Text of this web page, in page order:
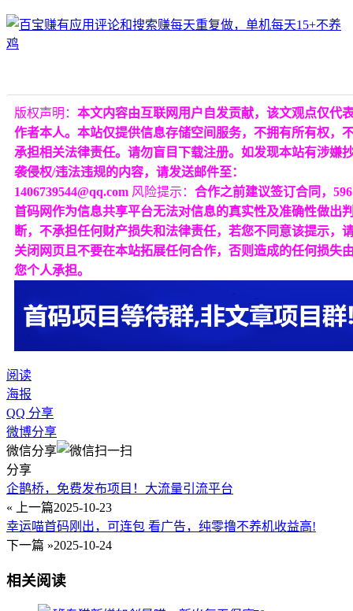
版权声明： 本文内容由互联网用户自发贡献，该文观点仅代
作者本人。本站仅提供信息存储空间服务，不拥有所有权，
承担相关法律责任。请勿盲目下载注册。如发现本站有涉嫌
袭侵权/违法违规的内容，请发送邮件至：
1406739544@qq.com 风险提示： 合作之前建议签订合同，596
首码网作为信息共享平台无法对信息的真实性及准确性做出
断，不承担任何财产损失和法律责任，若您不同意该提示，
关闭网页且不要在本站拓展任何合作，否则造成的任何损失
您个人承担。
阅读
海报
QQ 分享
微博分享
微信分享
分享
企鹊桥，免费发布项目！大流量引流平台
« 上一篇2025-10-23
幸运喵首码刚出，可连包 看广告，纯零撸不养机收益高!
下一篇 »2025-10-24
相关阅读